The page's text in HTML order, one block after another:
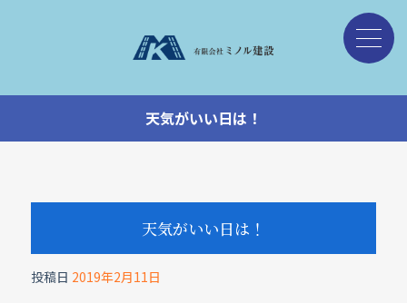
天気がいい日は！
天気がいい日は！
投稿日 2019年2月11日